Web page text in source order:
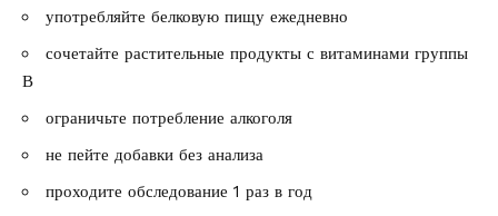
употребляйте белковую пищу ежедневно
сочетайте растительные продукты с витаминами группы
В
ограничьте потребление алкоголя
не пейте добавки без анализа
проходите обследование 1 раз в год